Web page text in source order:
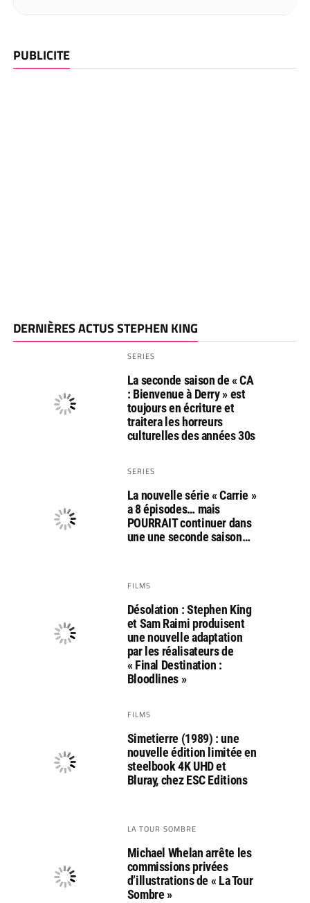
PUBLICITE
DERNIÈRES ACTUS STEPHEN KING
SERIES
La seconde saison de « CA
: Bienvenue à Derry » est
toujours en écriture et
traitera les horreurs
culturelles des années 30s
SERIES
La nouvelle série « Carrie »
a 8 épisodes… mais
POURRAIT continuer dans
une une seconde saison…
FILMS
Désolation : Stephen King
et Sam Raimi produisent
une nouvelle adaptation
par les réalisateurs de
« Final Destination :
Bloodlines »
FILMS
Simetierre (1989) : une
nouvelle édition limitée en
steelbook 4K UHD et
Bluray, chez ESC Editions
LA TOUR SOMBRE
Michael Whelan arrête les
commissions privées
d’illustrations de « La Tour
Sombre »